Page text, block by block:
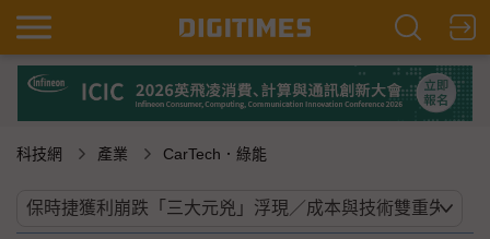
科技網 產業 CarTech．綠能